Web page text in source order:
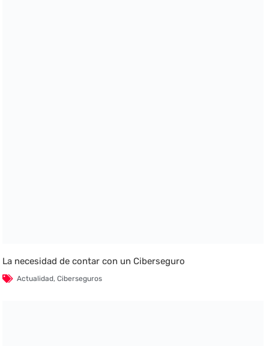
La necesidad de contar con un Ciberseguro
Actualidad,Ciberseguros